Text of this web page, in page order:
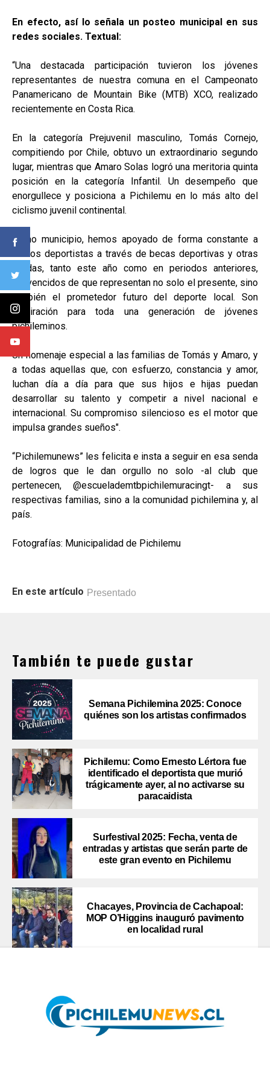
En efecto, así lo señala un posteo municipal en sus
redes sociales. Textual:
“Una destacada participación tuvieron los jóvenes
representantes de nuestra comuna en el Campeonato
Panamericano de Mountain Bike (MTB) XCO, realizado
recientemente en Costa Rica.
En la categoría Prejuvenil masculino, Tomás Cornejo,
compitiendo por Chile, obtuvo un extraordinario segundo
lugar, mientras que Amaro Solas logró una meritoria quinta
posición en la categoría Infantil. Un desempeño que
enorgullece y posiciona a Pichilemu en lo más alto del
ciclismo juvenil continental.
Como municipio, hemos apoyado de forma constante a
ambos deportistas a través de becas deportivas y otras
ayudas, tanto este año como en periodos anteriores,
convencidos de que representan no solo el presente, sino
también el prometedor futuro del deporte local. Son
inspiración para toda una generación de jóvenes
pichileminos.
Un homenaje especial a las familias de Tomás y Amaro, y
a todas aquellas que, con esfuerzo, constancia y amor,
luchan día a día para que sus hijos e hijas puedan
desarrollar su talento y competir a nivel nacional e
internacional. Su compromiso silencioso es el motor que
impulsa grandes sueños".
“Pichilemunews” les felicita e insta a seguir en esa senda
de logros que le dan orgullo no solo -al club que
pertenecen, @escuelademtbpichilemuracingt- a sus
respectivas familias, sino a la comunidad pichilemina y, al
país.
Fotografías: Municipalidad de Pichilemu
En este artículo Presentado
También te puede gustar
Semana Pichilemina 2025: Conoce
quiénes son los artistas confirmados
Pichilemu: Como Ernesto Lértora fue
identificado el deportista que murió
trágicamente ayer, al no activarse su
paracaidista
Surfestival 2025: Fecha, venta de
entradas y artistas que serán parte de
este gran evento en Pichilemu
Chacayes, Provincia de Cachapoal:
MOP O’Higgins inauguró pavimento
en localidad rural